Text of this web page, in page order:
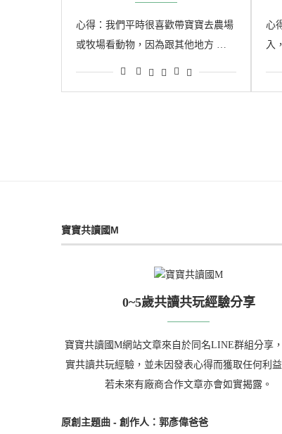
心得：我們平時很喜歡帶寶寶去農場
或牧場看動物，因為跟其他地方 …
心
入
寶寶共讀國M
0~5歲共讀共玩經驗分享
寶寶共讀國M網站文章來自於同名LINE群組分享
實共讀共玩經驗，並未因發表心得而獲取任何利益
若未來有廠商合作文章亦會如實揭露。
原創主題曲 - 創作人：郭彥偉爸爸